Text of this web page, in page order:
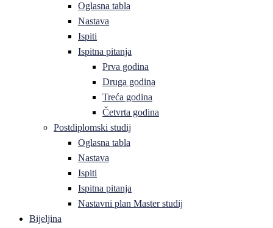
Oglasna tabla
Nastava
Ispiti
Ispitna pitanja
Prva godina
Druga godina
Treća godina
Četvrta godina
Postdiplomski studij
Oglasna tabla
Nastava
Ispiti
Ispitna pitanja
Nastavni plan Master studij
Bijeljina